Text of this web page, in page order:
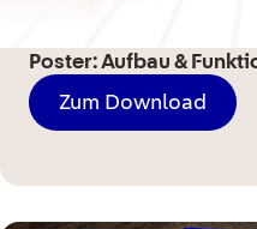
Poster: Aufbau &
Zum Download